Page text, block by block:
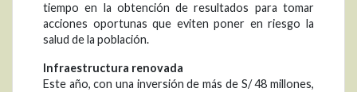
tiempo en la obtención de resultados para tomar
acciones oportunas que eviten poner en riesgo la
salud de la población.
Infraestructura renovada
Este año, con una inversión de más de S/ 48 millones,